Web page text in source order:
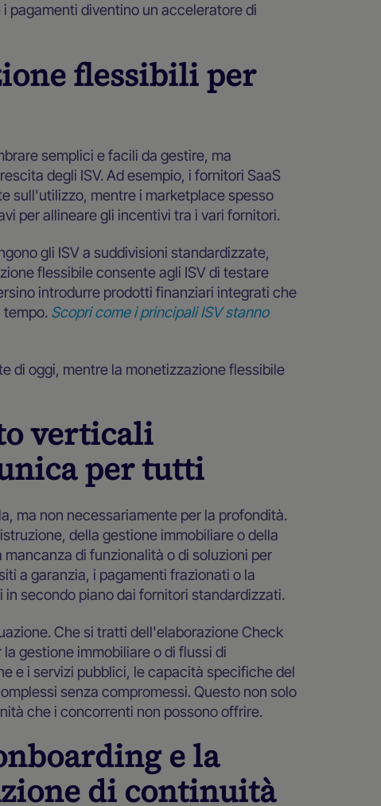
pagamenti diventino un acceleratore di
flessibili per
semplici e facili da gestire, ma
degli ISV. Ad esempio, i fornitori SaaS
sull'utilizzo, mentre i marketplace spesso
per allineare gli incentivi tra i vari fornitori.
gli ISV a suddivisioni standardizzate,
flessibile consente agli ISV di testare
introdurre prodotti finanziari integrati che
tempo. Scopri come i principali ISV stanno
di oggi, mentre la monetizzazione flessibile
verticali
per tutti
ma non necessariamente per la profondità.
della gestione immobiliare o della
di funzionalità o di soluzioni per
a garanzia, i pagamenti frazionati o la
secondo piano dai fornitori standardizzati.
Che si tratti dell'elaborazione Check
gestione immobiliare o di flussi di
e i servizi pubblici, le capacità specifiche del
senza compromessi. Questo non solo
che i concorrenti non possono offrire.
e la
di continuità